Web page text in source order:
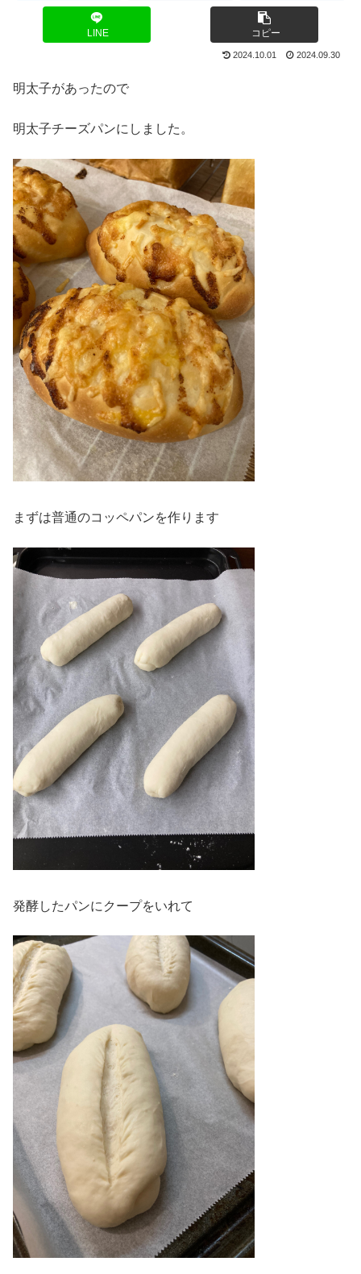
LINE コピー
2024.10.01 2024.09.30
明太子があったので
明太子チーズパンにしました。
まずは普通のコッペパンを作ります
発酵したパンにクープをいれて